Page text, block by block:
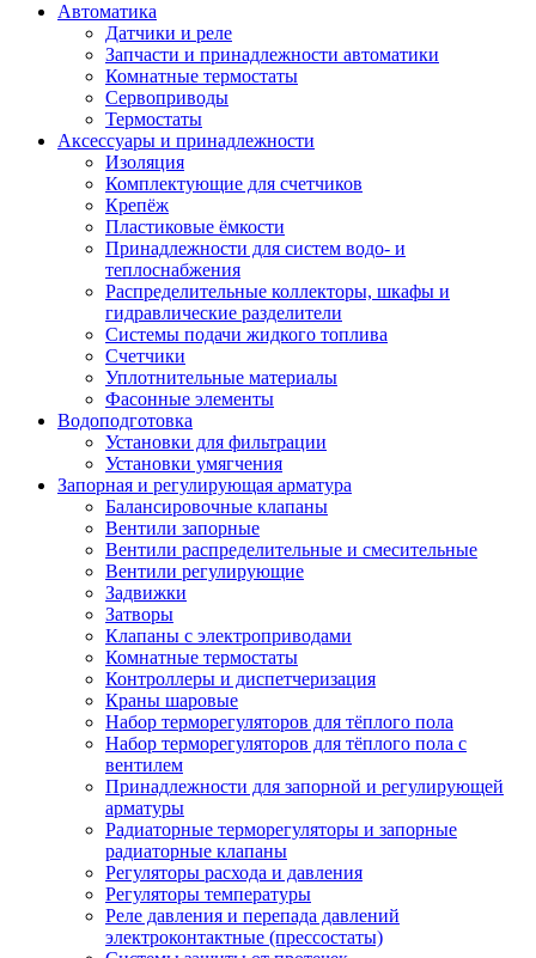
Автоматика
Датчики и реле
Запчасти и принадлежности автоматики
Комнатные термостаты
Сервоприводы
Термостаты
Аксессуары и принадлежности
Изоляция
Комплектующие для счетчиков
Крепёж
Пластиковые ёмкости
Принадлежности для систем водо- и
теплоснабжения
Распределительные коллекторы, шкафы и
гидравлические разделители
Системы подачи жидкого топлива
Счетчики
Уплотнительные материалы
Фасонные элементы
Водоподготовка
Установки для фильтрации
Установки умягчения
Запорная и регулирующая арматура
Балансировочные клапаны
Вентили запорные
Вентили распределительные и смесительные
Вентили регулирующие
Задвижки
Затворы
Клапаны с электроприводами
Комнатные термостаты
Контроллеры и диспетчеризация
Краны шаровые
Набор терморегуляторов для тёплого пола
Набор терморегуляторов для тёплого пола с
вентилем
Принадлежности для запорной и регулирующей
арматуры
Радиаторные терморегуляторы и запорные
радиаторные клапаны
Регуляторы расхода и давления
Регуляторы температуры
Реле давления и перепада давлений
электроконтактные (прессостаты)